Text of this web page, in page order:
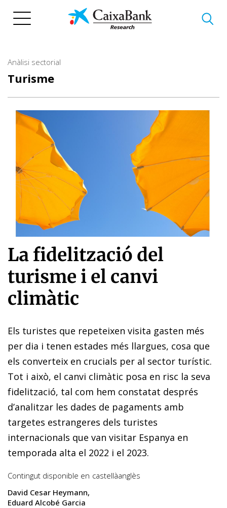
Anàlisi sectorial
Turisme
La fidelització del
turisme i el canvi
climàtic
Els turistes que repeteixen visita gasten més
per dia i tenen estades més llargues, cosa que
els converteix en crucials per al sector turístic.
Tot i això, el canvi climàtic posa en risc la seva
fidelització, tal com hem constatat després
d’analitzar les dades de pagaments amb
targetes estrangeres dels turistes
internacionals que van visitar Espanya en
temporada alta el 2022 i el 2023.
Contingut disponible en castellàanglès
David Cesar Heymann
Eduard Alcobé Garcia